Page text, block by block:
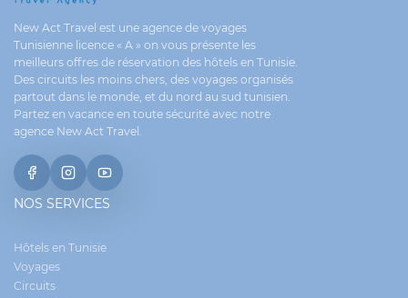
New Act Travel est une agence de voyages
Tunisienne licence « A » on vous présente les
meilleurs offres de réservation des hôtels en Tunisie.
Des circuits les moins chers, des voyages organisés
partout dans le monde, et du nord au sud tunisien.
Partez en vacance en toute sécurité avec notre
agence New Act Travel.
NOS SERVICES
Hôtels en Tunisie
Voyages
Circuits